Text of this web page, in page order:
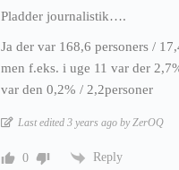
Pladder journalistik….
Ja der var 168,6 personers /
men f.eks. i uge 11 var der
var den 0,2% / 2,2personer
Last edited 3 years ago by ZerOQ
0 Reply